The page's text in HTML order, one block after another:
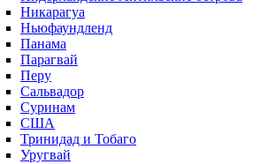
Никарагуа
Ньюфаундленд
Панама
Парагвай
Перу
Сальвадор
Суринам
США
Тринидад и Тобаго
Уругвай